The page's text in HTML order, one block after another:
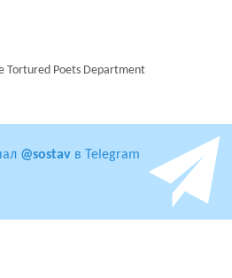
Tortured Poets Department
@sostav в Telegram